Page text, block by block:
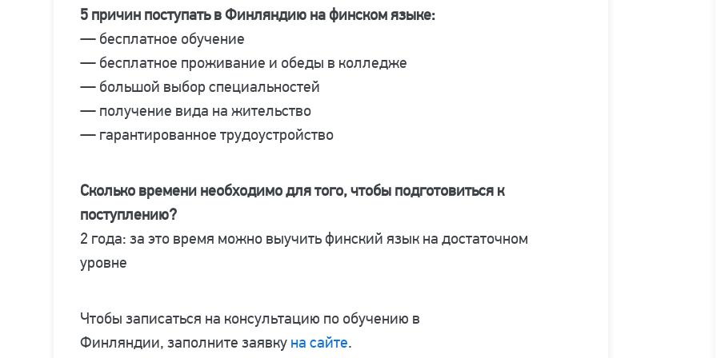
5 причин поступать в Финляндию на финском языке:
— бесплатное обучение
— бесплатное проживание и обеды в колледже
— большой выбор специальностей
— получение вида на жительство
— гарантированное трудоустройство
Сколько времени необходимо для того, чтобы подготовиться к
поступлению?
2 года: за это время можно выучить финский язык на достаточном
уровне
Чтобы записаться на консультацию по обучению в
Финляндии, заполните заявку на сайте.